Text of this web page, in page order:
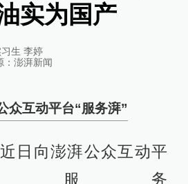
实为国产
生 李婷
澎湃新闻
众互动平台“服务湃”
日向澎湃公众互动平
服务